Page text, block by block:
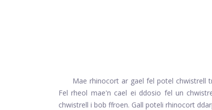
Mae rhinocort ar gael fel potel chwistrell
Fel rheol mae'n cael ei ddosio fel un
chwistrell i bob ffroen. Gall poteli rhinocort